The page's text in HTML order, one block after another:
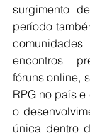
surgimento
período
encontros
fóruns online,
RPG no país
o
única dentro